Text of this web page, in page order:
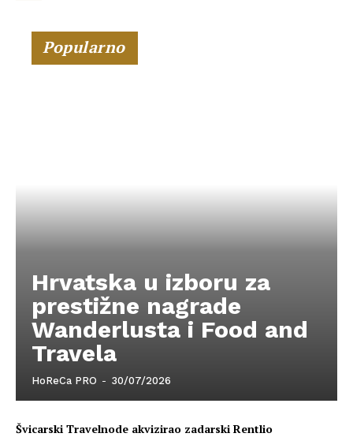
Popularno
Hrvatska u izboru za
prestižne nagrade
Wanderlusta i Food and
Travela
HoReCa PRO - 30/07/2026
Švicarski Travelnode akvizirao zadarski Rentlio